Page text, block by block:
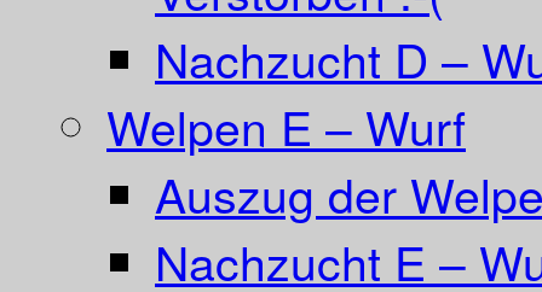
Nachzucht D –
Welpen E – Wurf
Auszug der
Nachzucht E –